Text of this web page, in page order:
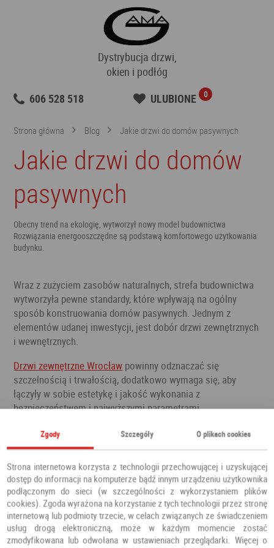
Dystrybucja drzwi,
okien i podłóg
606 528 518
ULUBIONE 0
Strona główna Blog Jakie drzwi do domów pasywnych
Jakie drzwi do domów
pasywnych
Obecny trend na ekologię, wytworzył nowy model budownictwa
Rozwiązania energooszczędne są podstawą komfortowego użytkowania
budynku.
Wraz z zużyciem zasobów naturalnych, strefa budownictwa
wytworzyła pewne standardy, które wpływają na ogólny
sposób konstruowania domów pasywnych. Jednym z
elementów udanej inwestycji, jest dobór drzwi zewnętrznych
i wewnętrznych.
Drzwi zewnętrzne Wrocław powinny odznaczać się
szczelnością i trwałością, dodatkowo wymaga się, aby
łączyły w sobie estetykę i jakość wykonania z
bezpieczeństwem i najwyższymi parametrami
niezawodne, dlatego nowoczesny design to nie wszystko.
Oszczędności uzyskane dzięki zminimalizowaniu strat
ciepła, przekładają się na oszczędności i dbałość o
środowisko naturalne.
Drzwi do budynków pasywnych oraz ich montaż, sprzyjają
zachowaniu wysokiej szczelności. W zależność od
materiału i przeznaczenia drzwi zewnętrznych, ich cena
powinna odgrywać najmniej istotną rolę. Do domów
Zgody Szczegóły O plikach cookies
Strona internetowa korzysta z technologii przechowującej i uzyskującej
dostęp do informacji na komputerze bądź innym urządzeniu użytkownika
podłączonym do sieci (w szczególności z wykorzystaniem plików
cookies). Zgoda wyrażona na korzystanie z tych technologii przez stronę
internetową lub podmioty trzecie, w celach związanych ze świadczeniem
usług drogą elektroniczną, może w każdym momencie zostać
zmodyfikowana lub odwołana w ustawieniach przeglądarki. Więcej o